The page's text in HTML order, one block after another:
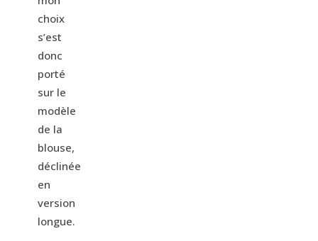
choix
s’est
donc
porté
sur le
modèle
de la
blouse,
déclinée
en
version
longue.